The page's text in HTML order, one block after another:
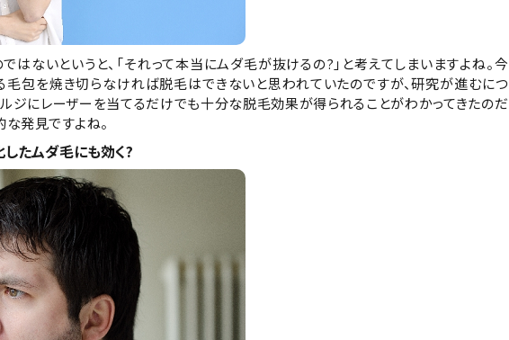
はないというと、「それって本当にムダ毛が抜けるの?」と考えてしまいますよね。今
毛包を焼き切らなければ脱毛はできないと思われていたのですが、研究が進むにつ
ジにレーザーを当てるだけでも十分な脱毛効果が得られることがわかってきたのだ
発見ですよね。
たムダ毛にも効く?